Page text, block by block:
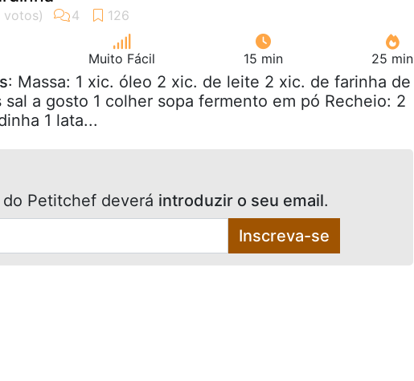
Muito Fácil 15 min 25 min
: Massa: 1 xic. óleo 2 xic. de leite 2 xic. de farinha de
a gosto 1 colher sopa fermento em pó Recheio: 2
1 lata...
do Petitchef deverá introduzir o seu email.
Inscreva-se